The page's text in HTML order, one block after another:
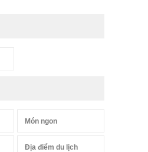
Món ngon
Địa điểm du lịch